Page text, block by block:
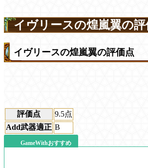
イヴリースの煌嵐翼の評
イヴリースの煌嵐翼の評価点
評価点 9.5点
Add武器適正 B
GameWithおすすめ